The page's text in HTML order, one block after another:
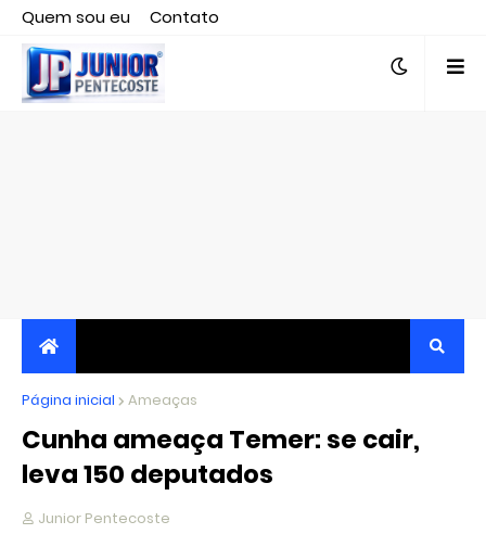
Quem sou eu
Contato
Editor responsável, jornalista Clovis Almeida.
JORNALISMO INDEPENDENTE, TRANSPARENTE E
CRÍTICO
Página inicial Ameaças
Cunha ameaça Temer: se cair,
leva 150 deputados
Junior Pentecoste